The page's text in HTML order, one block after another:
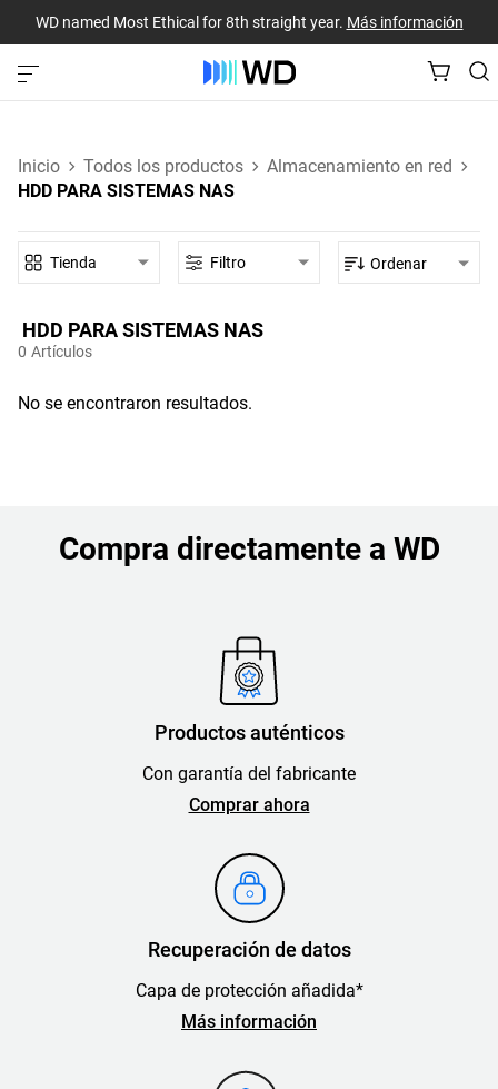
WD named Most Ethical for 8th straight year. Más información
Inicio Todos los productos
Almacenamiento en red
HDD PARA SISTEMAS NAS
HDD PARA SISTEMAS NAS‎
0 Artículos
Tienda Filtro Ordenar
No se encontraron resultados.
Compra directamente a WD
Productos auténticos
Con garantía del fabricante
Comprar ahora
Recuperación de datos
Capa de protección añadida*
Más información